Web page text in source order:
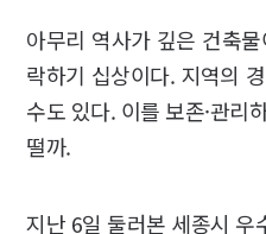
아무리 역사가 깊은 건축
락하기 십상이다. 지역의
수도 있다. 이를 보존·관리
떨까.
지난 6일 둘러본 세종시 우